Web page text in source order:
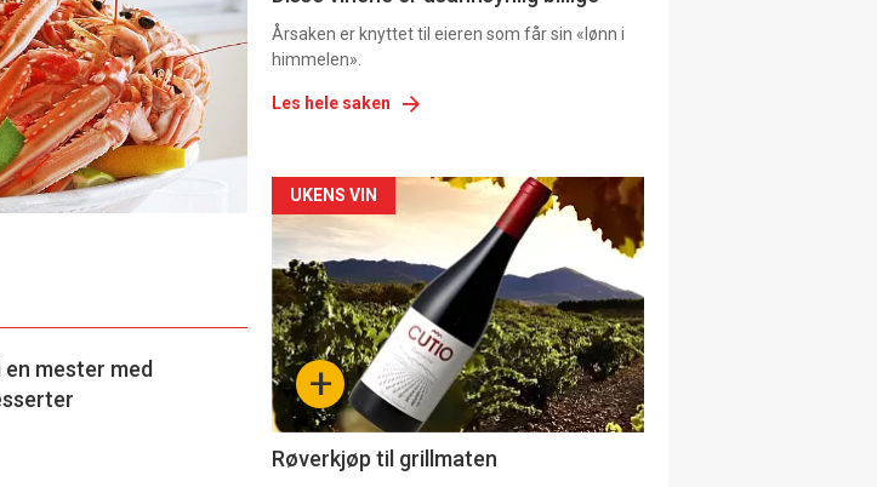
en mester med
rett
Årsaken er knyttet til eieren som får sin «lønn i
himmelen».
Les hele saken
Artikler
detail
-
section
11
Dagens
+
UKENS VIN
Røverkjøp til grillmaten